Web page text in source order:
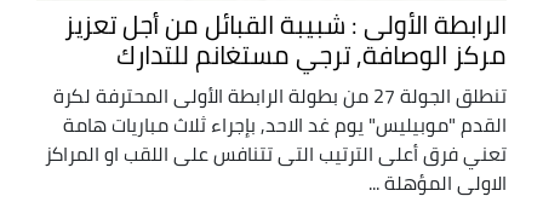
الرابطة الأولى : شبيبة القبائل من أجل تعزيز
مركز الوصافة, ترجي مستغانم للتدارك
تنطلق الجولة 27 من بطولة الرابطة الأولى المحترفة لكرة
القدم "موبيليس" يوم غد الاحد, بإجراء ثلاث مباريات هامة
تعني فرق أعلى الترتيب التى تتنافس على اللقب او المراكز
الاولى المؤهلة ...